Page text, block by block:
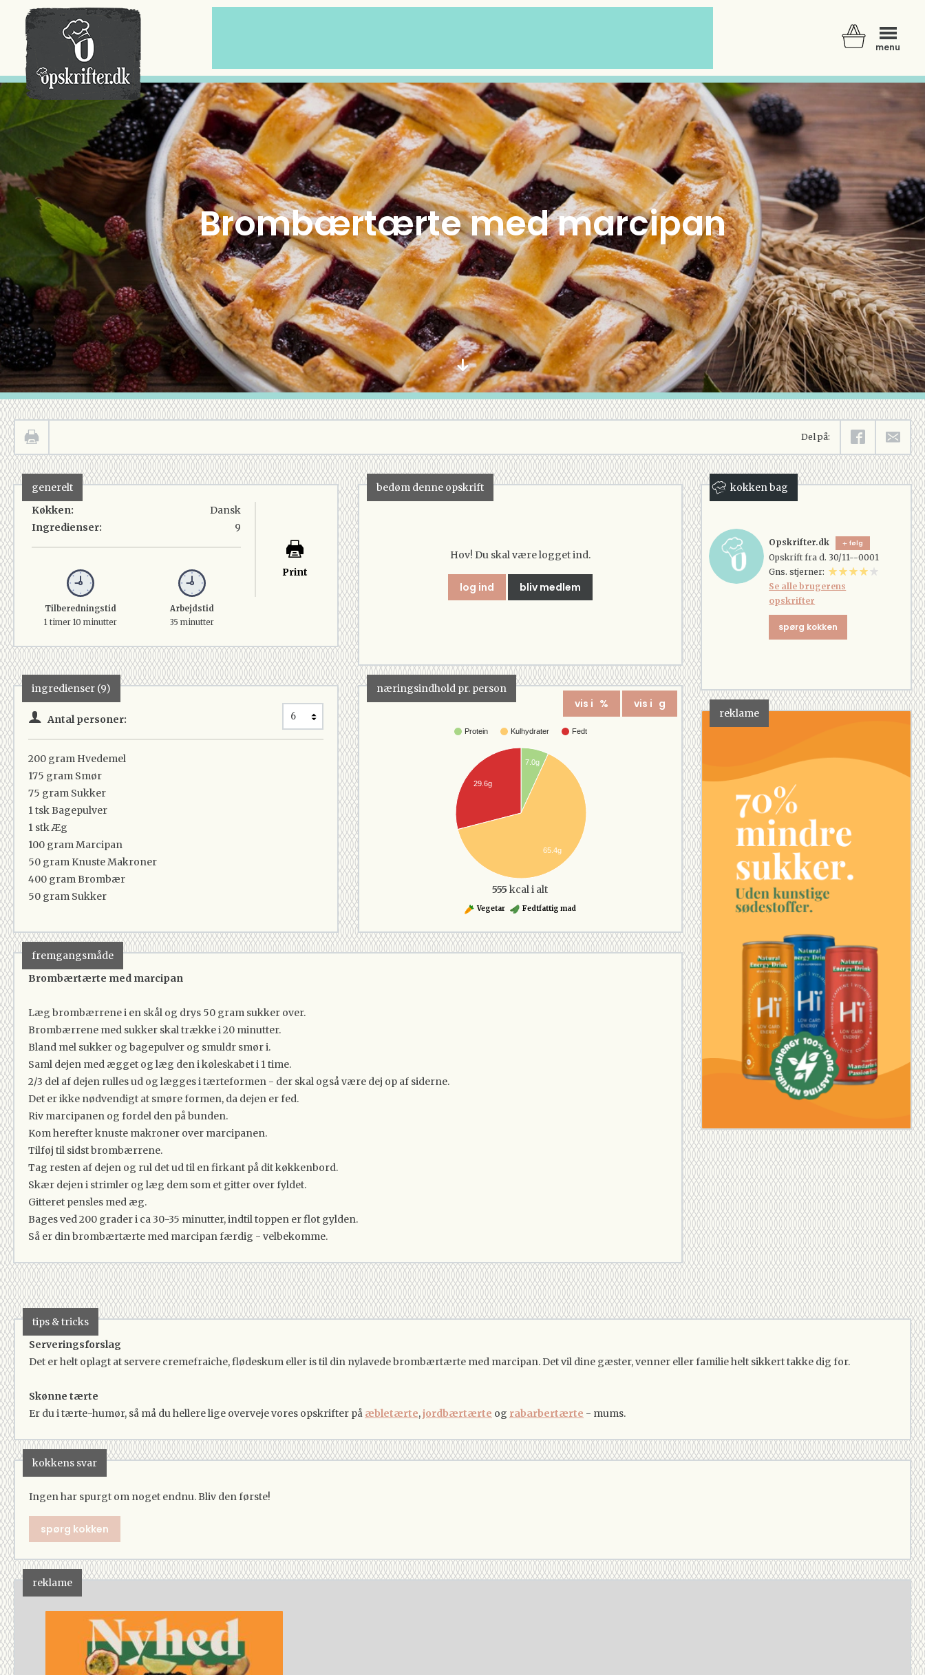
menu
Der er ingen varer i din kurv.
Brombærtærte med marcipan
Del på:
generelt
Køkken:
Ingredienser:
Dansk
9
Tilberedningstid
1 timer 10 minutter
Arbejdstid
35 minutter
Print
bedøm denne opskrift
Hov! Du skal være logget ind.
log ind bliv medlem
ingredienser (9)
Antal personer:
200 gram Hvedemel
175 gram Smør
75 gram Sukker
1 tskBagepulver
1 stkÆg
100 gramMarcipan
50 gram Knuste Makroner
400 gramBrombær
50 gram Sukker
næringsindhold pr. person
vis i % vis i g
Protein Kulhydrater Fedt
7.0g
29.6g
65.4g
555 kcal i alt
Vegetar Fedtfattig mad
fremgangsmåde
Brombærtærte med marcipan
Læg brombærrene i en skål og drys 50 gram sukker over.
Brombærrene med sukker skal trække i 20 minutter.
Bland mel sukker og bagepulver og smuldr smør i.
Saml dejen med ægget og læg den i køleskabet i 1 time.
2/3 del af dejen rulles ud og lægges i tærteformen - der skal også være dej op af siderne.
Det er ikke nødvendigt at smøre formen, da dejen er fed.
Riv marcipanen og fordel den på bunden.
Kom herefter knuste makroner over marcipanen.
Tilføj til sidst brombærrene.
Tag resten af dejen og rul det ud til en firkant på dit køkkenbord.
Skær dejen i strimler og læg dem som et gitter over fyldet.
Gitteret pensles med æg.
Bages ved 200 grader i ca 30-35 minutter, indtil toppen er flot gylden.
Så er din brombærtærte med marcipan færdig - velbekomme.
kokken bag
Opskrifter.dk følg
Opskrift fra d. 30/11--0001
Gns. stjerner:
Se alle brugerens
opskrifter
spørg kokken
reklame
tips & tricks
Serveringsforslag
Det er helt oplagt at servere cremefraiche, flødeskum eller is til din nylavede brombærtærte med marcipan. Det vil dine gæster, venner eller familie helt sikkert takke dig for.
Skønne tærte
Er du i tærte-humør, så må du hellere lige overveje vores opskrifter på æbletærte,jordbærtærte og rabarbertærte - mums.
kokkens svar
Ingen har spurgt om noget endnu. Bliv den første!
spørg kokken
reklame